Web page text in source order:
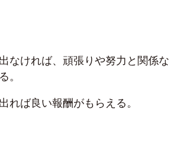
なければ、頑張りや努力と関係な
。
れば良い報酬がもらえる。